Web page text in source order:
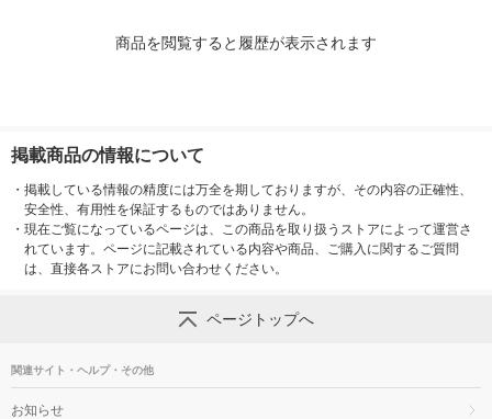
商品を閲覧すると履歴が表示されます
掲載商品の情報について
・ 掲載している情報の精度には万全を期しておりますが、その内容の正確性、
安全性、有用性を保証するものではありません。
・ 現在ご覧になっているページは、この商品を取り扱うストアによって運営さ
れています。ページに記載されている内容や商品、ご購入に関するご質問
は、直接各ストアにお問い合わせください。
ページトップへ
関連サイト・ヘルプ・その他
お知らせ